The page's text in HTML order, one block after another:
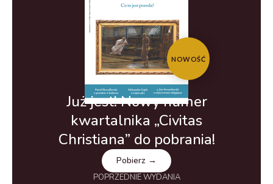
NOWOŚĆ
Już jest! Nowy numer
kwartalnika „Civitas
Christiana” do pobrania!
Pobierz →
POPRZEDNIE WYDANIA